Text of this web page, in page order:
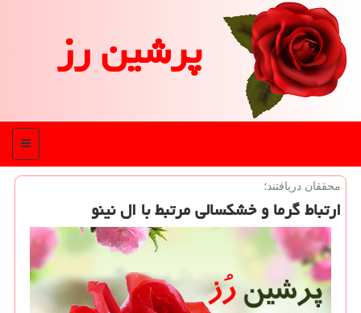
پرشین رز
منو
محققان دریافتند؛
ارتباط گرما و خشكسالی مرتبط با ال نینو